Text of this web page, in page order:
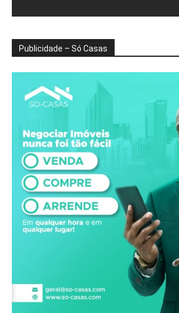
Publicidade – Só Casas